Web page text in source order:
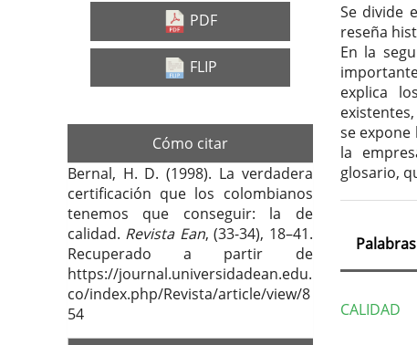
PDF
FLIP
Cómo citar
Bernal, H. D. (1998). La verdadera
certificación que los colombianos
tenemos que conseguir: la de
calidad. Revista Ean, (33-34), 18–41.
Recuperado a partir de
https://journal.universidadean.edu.
co/index.php/Revista/article/view/8
54
Se divide
reseña
En la
explica
se expone
la
glosario,
CALIDAD